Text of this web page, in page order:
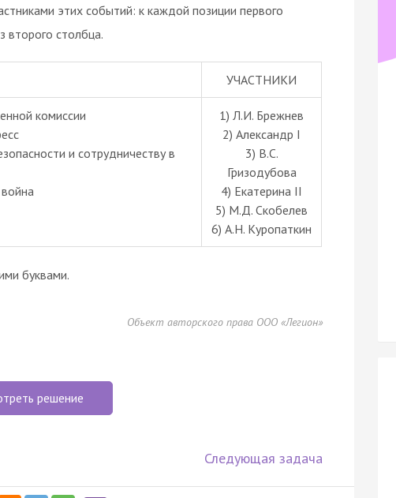
этих событий: к каждой позиции первого
второго столбца.
УЧАСТНИКИ
комиссии
и сотрудничеству в
1) Л.И. Брежнев
2) Александр I
3) В.С.
Гризодубова
4) Екатерина II
5) М.Д. Скобелев
6) А.Н. Куропаткин
буквами.
Объект авторского права ООО «Легион»
решение
Следующая задача